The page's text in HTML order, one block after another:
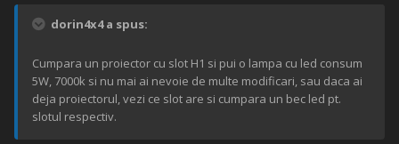
dorin4x4 a spus:
Cumpara un proiector cu slot H1 si pui o lampa cu led consum
5W, 7000k si nu mai ai nevoie de multe modificari, sau daca ai
deja proiectorul, vezi ce slot are si cumpara un bec led pt.
slotul respectiv.